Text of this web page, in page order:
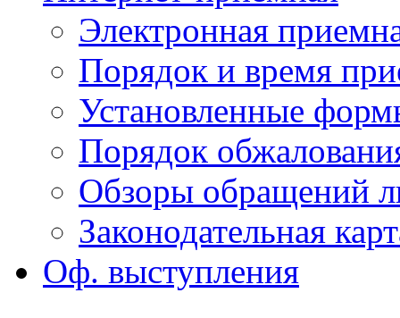
Электронная
Порядок и время
Установленные
Порядок
Обзоры обращений
Законодательная
Оф. выступления